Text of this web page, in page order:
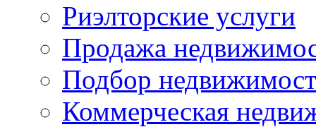
Риэлторские услуги
Продажа
Подбор
Коммерческая